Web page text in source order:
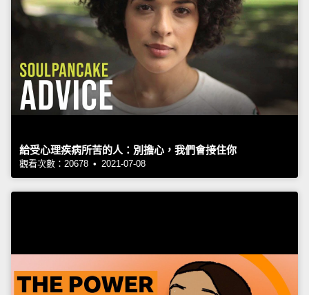
給受心理疾病所苦的人：別擔心，我們會接住你
觀看次數：20678 • 2021-07-08